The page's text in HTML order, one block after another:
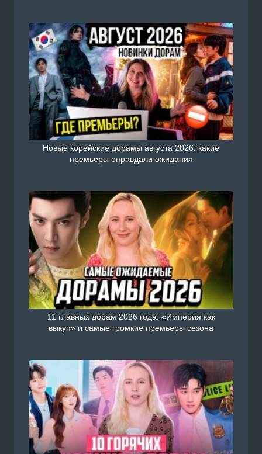
Новые корейские дорамы августа 2026: какие
премьеры оправдали ожидания
11 главных дорам 2026 года: «Империя как
выкуп» и самые громкие премьеры сезона